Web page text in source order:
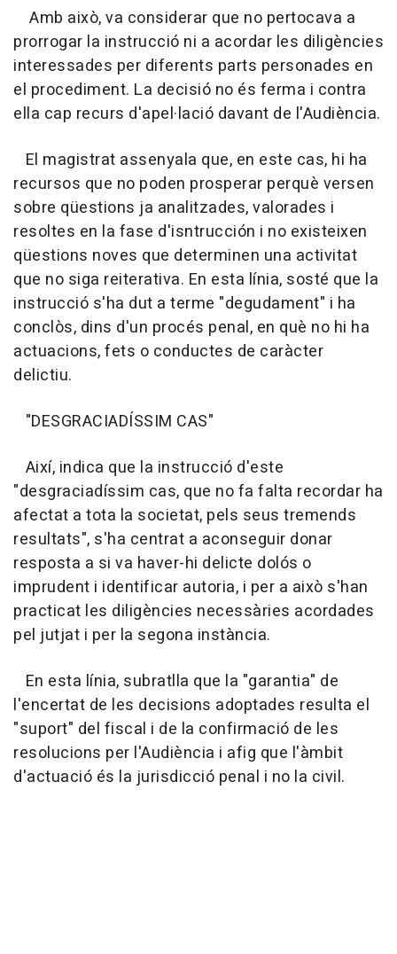
Amb això, va considerar que no pertocava a
prorrogar la instrucció ni a acordar les diligències
interessades per diferents parts personades en
el procediment. La decisió no és ferma i contra
ella cap recurs d'apel·lació davant de l'Audiència.
El magistrat assenyala que, en este cas, hi ha
recursos que no poden prosperar perquè versen
sobre qüestions ja analitzades, valorades i
resoltes en la fase d'isntrucción i no existeixen
qüestions noves que determinen una activitat
que no siga reiterativa. En esta línia, sosté que la
instrucció s'ha dut a terme "degudament" i ha
conclòs, dins d'un procés penal, en què no hi ha
actuacions, fets o conductes de caràcter
delictiu.
"DESGRACIADÍSSIM CAS"
Així, indica que la instrucció d'este
"desgraciadíssim cas, que no fa falta recordar ha
afectat a tota la societat, pels seus tremends
resultats", s'ha centrat a aconseguir donar
resposta a si va haver-hi delicte dolós o
imprudent i identificar autoria, i per a això s'han
practicat les diligències necessàries acordades
pel jutjat i per la segona instància.
En esta línia, subratlla que la "garantia" de
l'encertat de les decisions adoptades resulta el
"suport" del fiscal i de la confirmació de les
resolucions per l'Audiència i afig que l'àmbit
d'actuació és la jurisdicció penal i no la civil.